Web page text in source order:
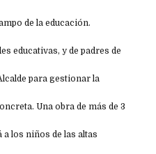
de la educación.
educativas, y de padres de
para gestionar la
Una obra de más de 3
los niños de las altas